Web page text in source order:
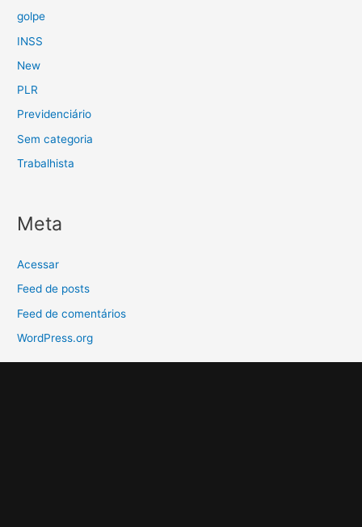
golpe
INSS
New
PLR
Previdenciário
Sem categoria
Trabalhista
Meta
Acessar
Feed de posts
Feed de comentários
WordPress.org